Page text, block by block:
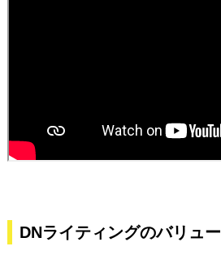
DNライティングのバリュー